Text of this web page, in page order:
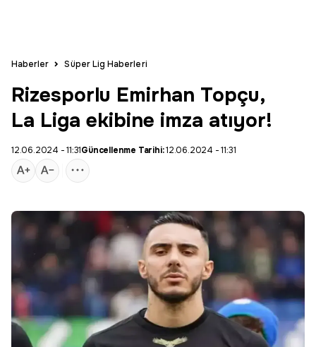
Haberler Süper Lig Haberleri
Rizesporlu Emirhan Topçu,
La Liga ekibine imza atıyor!
12.06.2024 - 11:31Güncellenme Tarihi:12.06.2024 - 11:31